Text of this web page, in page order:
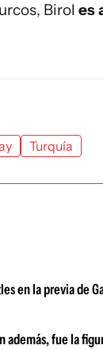
Birol es
Turquía
en la previa de
además, fue la